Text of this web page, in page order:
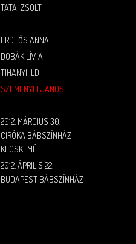
TATAI ZSOLT
ERDEŐS ANNA
DOBÁK LÍVIA
TIHANYI ILDI
SZEMENYEI JÁNOS
2012. MÁRCIUS 30.
CIRÓKA BÁBSZÍNHÁZ
KECSKEMÉT
2012. ÁPRILIS 22.
BUDAPEST BÁBSZÍNHÁZ